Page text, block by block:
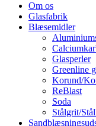
Om os
Glasfabrik
Blæsemidler
Glasperler
Greenline
Korund/
ReBlast
Soda
Stålgrit/